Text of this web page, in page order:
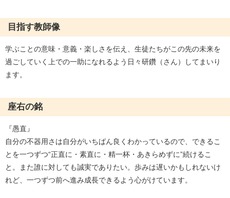
目指す教師像
学ぶことの意味・意義・楽しさを伝え、生徒たちがこの先の未来を
過ごしていく上での一助になれるよう日々研鑽（さん）してまいり
ます。
座右の銘
『愚直』
自分の不器用さは自分がいちばん良くわかっているので、できるこ
とを一つずつ“正直に・素直に・精一杯・あきらめずに”続けるこ
と。また誰に対しても誠実でありたい。歩みは遅いかもしれないけ
れど、一つずつ前へ進み成長できるよう心がけています。